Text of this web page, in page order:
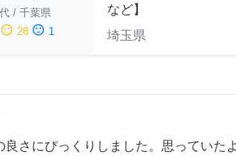
/ 千葉県
sentiment_neutral 28 sentiment_dissatisfied 1
など】
埼玉県
良さにびっくりしました。思っていた